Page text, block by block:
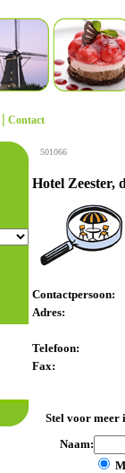
| Contact
501066
Hotel Zeester,
Contactpersoon:
Adres:
Telefoon:
Fax:
Stel voor meer
Naam: